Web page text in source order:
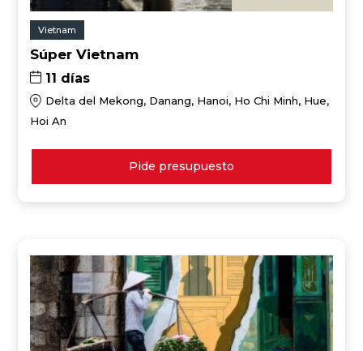
Vietnam
Súper Vietnam
11 días
Delta del Mekong, Danang, Hanoi, Ho Chi Minh, Hue,
Hoi An
Pide presupuesto